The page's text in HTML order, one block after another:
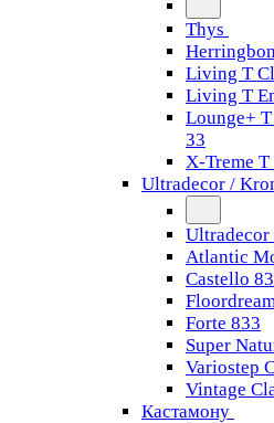
Thys
Living T
Living T
Lounge+
33
X-Treme
Ultradecor /
Ultradecor
Atlantic
Castello
Forte 833
Super
Variostep
Vintage
Кастамону